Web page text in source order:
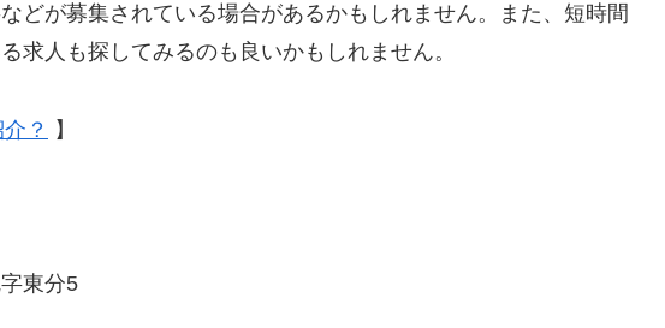
どが募集されている場合があるかもしれません。また、短時間
求人も探してみるのも良いかもしれません。
？ 】
東分5